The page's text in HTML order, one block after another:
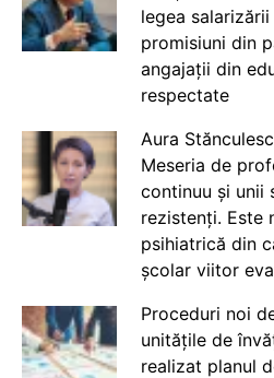
legea
promisiuni din
angajații din
respectate
Aura
Meseria de
continuu și unii
rezistenți. Este
psihiatrică din
școlar viitor
Proceduri noi
unitățile de
realizat planul